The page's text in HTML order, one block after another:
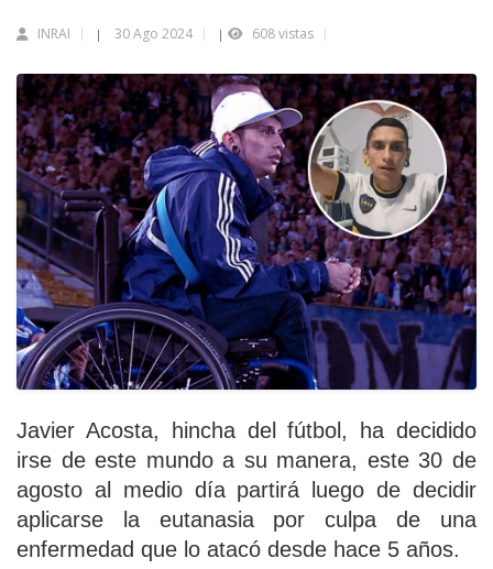
INRAI | 30 Ago 2024 | 608 vistas
Javier Acosta, hincha del fútbol, ha decidido
irse de este mundo a su manera, este 30 de
agosto al medio día partirá luego de decidir
aplicarse la eutanasia por culpa de una
enfermedad que lo atacó desde hace 5 años.